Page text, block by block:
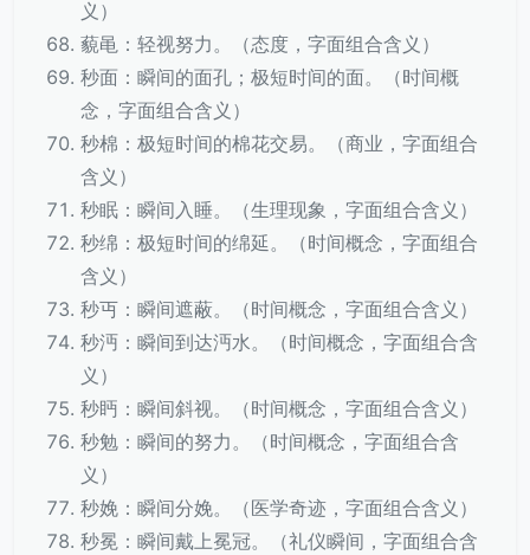
义）
藐黾：轻视努力。（态度，字面组合含义）
秒面：瞬间的面孔；极短时间的面。（时间概
念，字面组合含义）
秒棉：极短时间的棉花交易。（商业，字面组合
含义）
秒眠：瞬间入睡。（生理现象，字面组合含义）
秒绵：极短时间的绵延。（时间概念，字面组合
含义）
秒丏：瞬间遮蔽。（时间概念，字面组合含义）
秒沔：瞬间到达沔水。（时间概念，字面组合含
义）
秒眄：瞬间斜视。（时间概念，字面组合含义）
秒勉：瞬间的努力。（时间概念，字面组合含
义）
秒娩：瞬间分娩。（医学奇迹，字面组合含义）
秒冕：瞬间戴上冕冠。（礼仪瞬间，字面组合含